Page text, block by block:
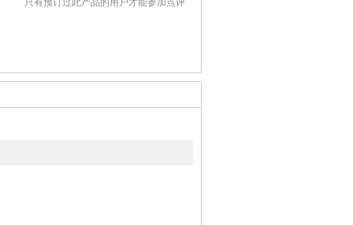
只有预订过此产品的用户才能参加点评